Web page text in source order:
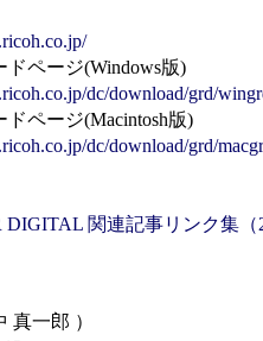
ページ(Windows版)
dc/download/grd/
ページ(Macintosh版)
dc/download/grd/
DIGITAL 関連記事リンク集（
真一郎 ）